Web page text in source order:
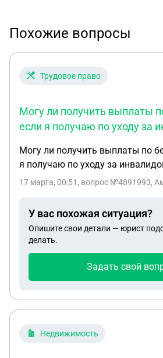
Похожие вопросы
Трудовое право
Могу ли получить выплаты
если я получаю по уходу за
Могу ли получить выплаты по
я получаю по уходу за
17 марта, 00:51 , вопрос №4891993,
У вас похожая ситуация?
Опишите свои детали — юрист
делать.
Задать свой
Недвижимость